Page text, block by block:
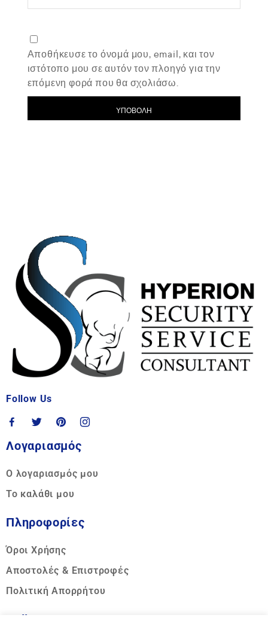
Αποθήκευσε το όνομά μου, email, και τον
ιστότοπο μου σε αυτόν τον πλοηγό για την
επόμενη φορά που θα σχολιάσω.
Follow Us
Λογαριασμός
Ο λογαριασμός μου
Το καλάθι μου
Πληροφορίες
Όροι Χρήσης
Αποστολές & Επιστροφές
Πολιτική Απορρήτου